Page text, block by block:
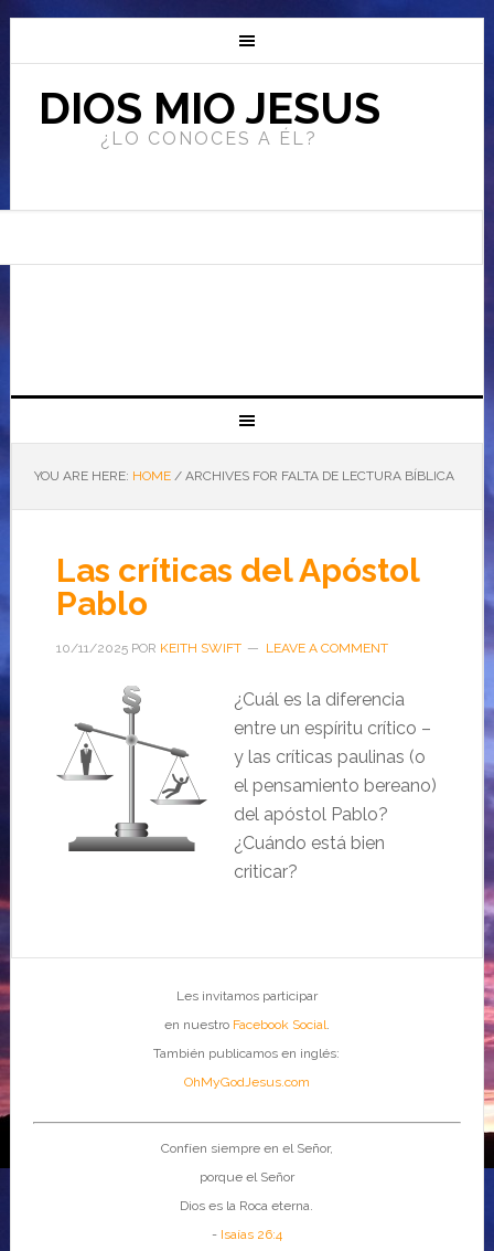
DIOS MIO JESUS
¿LO CONOCES A ÉL?
YOU ARE HERE: HOME /ARCHIVES FOR FALTA DE LECTURA BÍBLICA
Las críticas del Apóstol
Pablo
10/11/2025POR KEITH SWIFT LEAVE A COMMENT
¿Cuál es la diferencia
entre un espíritu crítico –
y las críticas paulinas (o
el pensamiento bereano)
del apóstol Pablo?
¿Cuándo está bien
criticar?
Les invitamos participar
en nuestro Facebook Social.
También publicamos en inglés:
OhMyGodJesus.com
Confíen siempre en el Señor,
porque el Señor
Dios es la Roca eterna.
- Isaías 26:4